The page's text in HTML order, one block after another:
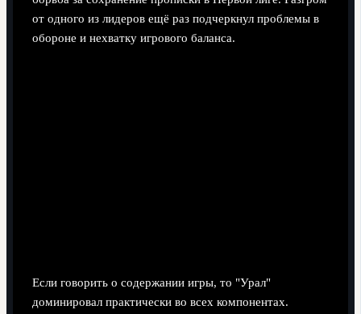
от одного из лидеров ещё раз подчеркнул проблемы в
обороне и нехватку игрового баланса.
Если говорить о содержании игры, то "Урал"
доминировал практически во всех компонентах.